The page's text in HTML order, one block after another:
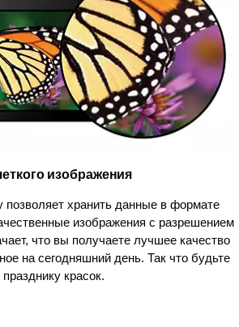
изображения
хранить данные в формате
изображения с разрешением
что вы получаете лучшее качество
на сегодняшний день. Так что будьте
красок.